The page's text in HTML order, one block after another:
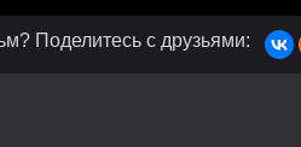
Поделитесь с друзьями: